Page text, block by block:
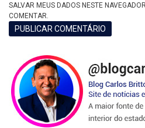
SALVAR MEUS DADOS NESTE
COMENTAR.